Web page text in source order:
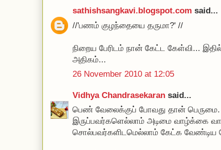
sathishsangkavi.blogspot.com said...
//'பணம் குழந்தையை தருமா?' //
நிறைய பேரிடம் நான் கேட்ட கேள்வி...
அதிகம்...
26 November 2010 at 12:05
Vidhya Chandrasekaran said...
பெண் வேலைக்குப் போவது தான்
இருப்பவர்களெல்லாம் அடிமை வாழ்க்கை
சொல்பவர்களிடமெல்லாம் கேட்க வேண்டிய